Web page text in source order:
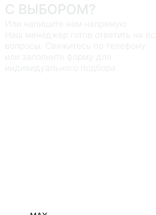
С ВЫБОРОМ?
Или напишите нам напрямую
Наш менеджер готов ответить на все
вопросы. Свяжитесь по телефону
или заполните форму для
индивидуального подбора.